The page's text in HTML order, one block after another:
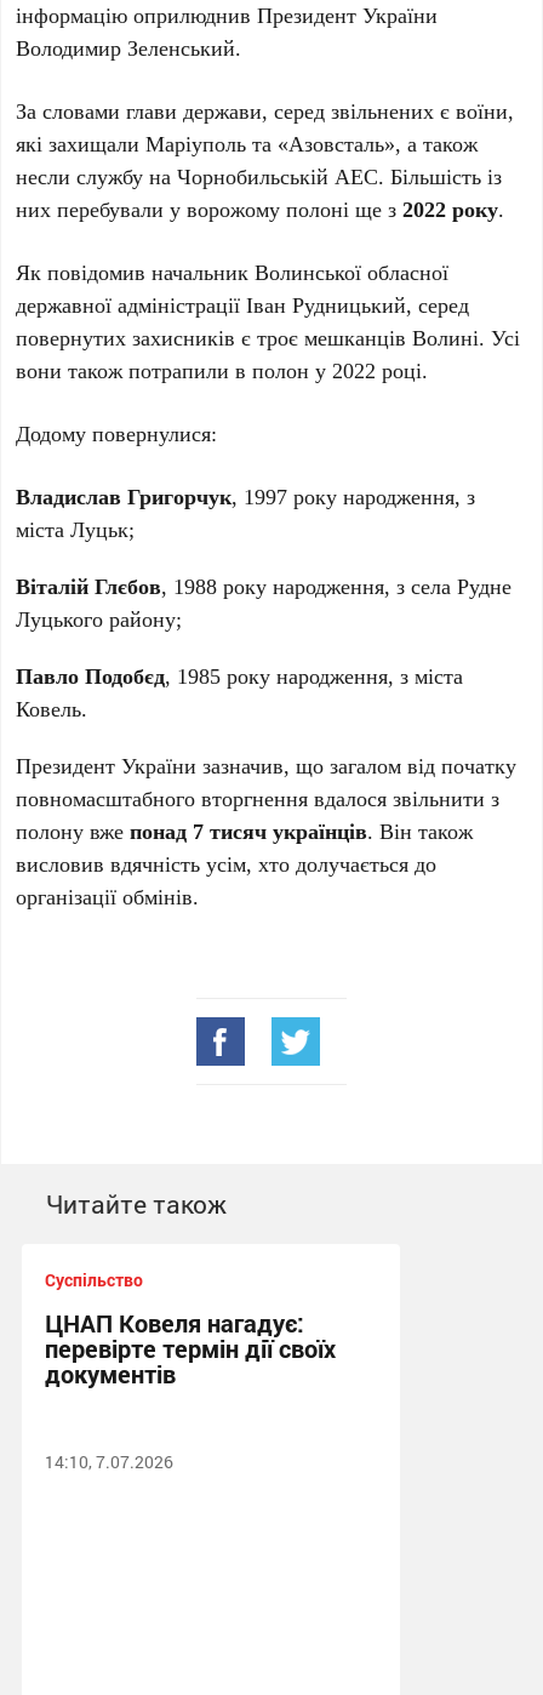
інформацію оприлюднив Президент України
Володимир Зеленський.
За словами глави держави, серед звільнених є воїни,
які захищали Маріуполь та «Азовсталь», а також
несли службу на Чорнобильській АЕС. Більшість із
них перебували у ворожому полоні ще з2022 року.
Як повідомив начальник Волинської обласної
державної адміністрації Іван Рудницький, серед
повернутих захисників є троє мешканців Волині. Усі
вони також потрапили в полон у 2022 році.
Додому повернулися:
Владислав Григорчук, 1997 року народження, з
міста Луцьк;
Віталій Глєбов, 1988 року народження, з села Рудне
Луцького району;
Павло Подобєд, 1985 року народження, з міста
Ковель.
Президент України зазначив, що загалом від початку
повномасштабного вторгнення вдалося звільнити з
полону вжепонад 7 тисяч українців. Він також
висловив вдячність усім, хто долучається до
організації обмінів.
Читайте також
Суспільство
ЦНАП Ковеля нагадує:
перевірте термін дії своїх
документів
14:10, 7.07.2026